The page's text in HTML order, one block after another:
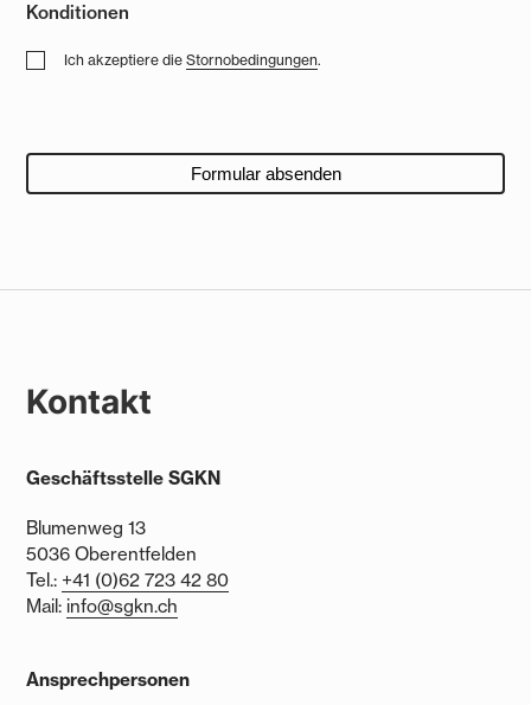
Konditionen
Ich akzeptiere dieStornobedingungen.
Formular absenden
Kontakt
Geschäftsstelle SGKN
Blumenweg 13
5036 Oberentfelden
Tel.: +41 (0)62 723 42 80
Mail: info@sgkn.ch
Ansprechpersonen